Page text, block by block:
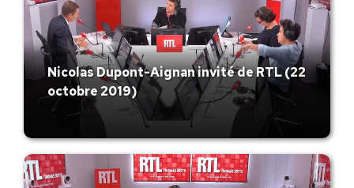
Nicolas Dupont-Aignan invité de RTL (22
octobre 2019)